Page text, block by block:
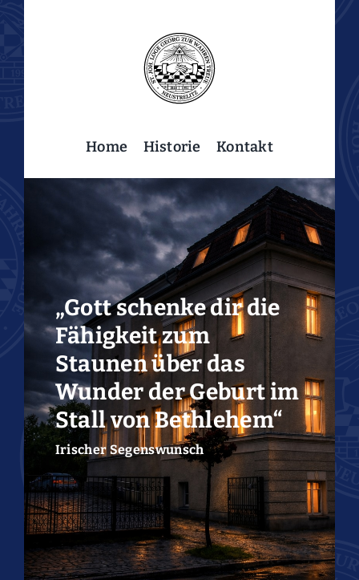
Home Historie Kontakt
„Gott schenke dir die
Fähigkeit zum
Staunen über das
Wunder der Geburt im
Stall von Bethlehem“
Irischer Segenswunsch